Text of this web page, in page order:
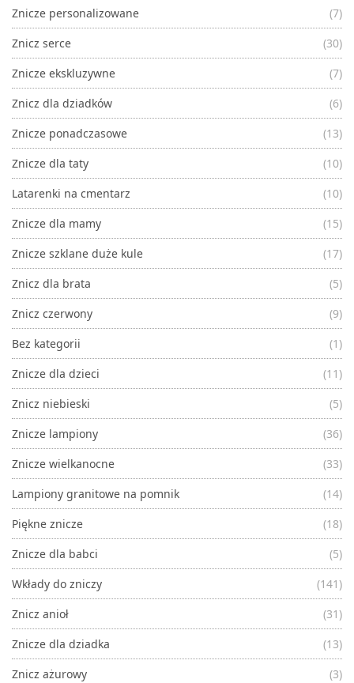
Znicze personalizowane
(7)
Znicz serce
(30)
Znicze ekskluzywne
(7)
Znicz dla dziadków
(6)
Znicze ponadczasowe
(13)
Znicze dla taty
(10)
Latarenki na cmentarz
(10)
Znicze dla mamy
(15)
Znicze szklane duże kule
(17)
Znicz dla brata
(5)
Znicz czerwony
(9)
Bez kategorii
(1)
Znicze dla dzieci
(11)
Znicz niebieski
(5)
Znicze lampiony
(36)
Znicze wielkanocne
(33)
Lampiony granitowe na pomnik
(14)
Piękne znicze
(18)
Znicze dla babci
(5)
Wkłady do zniczy
(141)
Znicz anioł
(31)
Znicze dla dziadka
(13)
Znicz ażurowy
(3)